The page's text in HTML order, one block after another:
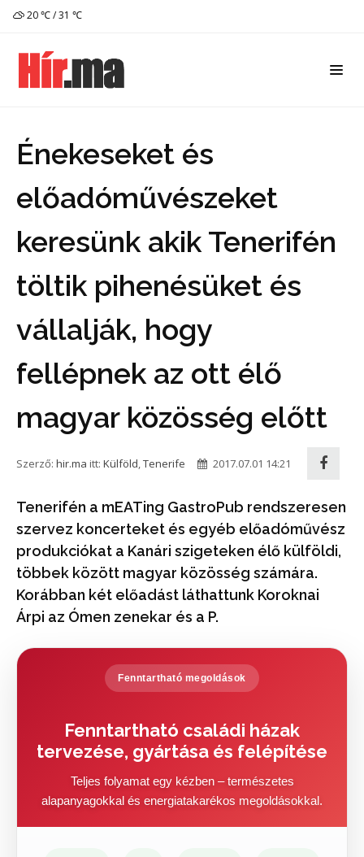
20 ℃ / 31 ℃
Énekeseket és
előadóművészeket
keresünk akik Tenerifén
töltik pihenésüket és
vállalják, hogy
fellépnek az ott élő
magyar közösség előtt
Szerző: hir.ma itt: Külföld,Tenerife 2017.07.01 14:21
Tenerifén a mEATing GastroPub rendszeresen
szervez koncerteket és egyéb előadóművész
produkciókat a Kanári szigeteken élő külföldi,
többek között magyar közösség számára.
Korábban két előadást láthattunk Koroknai
Árpi az Ómen zenekar és a P.
Fenntartható megoldások
Fenntartható családi házak
tervezése, gyártása és felépítése
Teljes folyamat egy kézben – természetes
alapanyagokkal és energiatakarékos megoldásokkal.